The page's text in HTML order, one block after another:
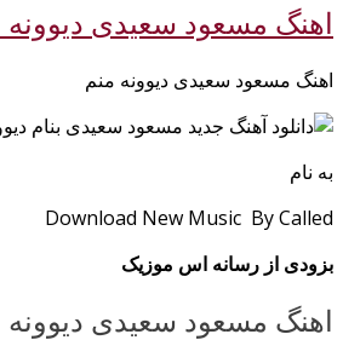
اهنگ مسعود سعیدی دیوونه
اهنگ مسعود سعیدی دیوونه منم
به نام
Download New Music By Called
بزودی از رسانه اس موزیک
اهنگ مسعود سعیدی دیوونه